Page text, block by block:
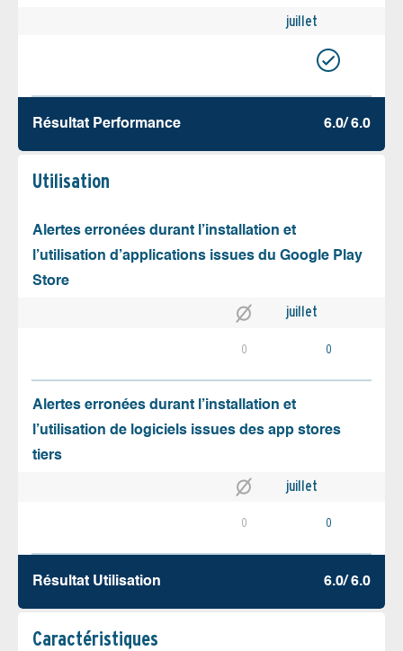
juillet
Résultat Performance 6.0/ 6.0
Utilisation
Alertes erronées durant l’installation et
l’utilisation d’applications issues du Google Play
Store
juillet
0 0
Alertes erronées durant l’installation et
l’utilisation de logiciels issues des app stores
tiers
juillet
0 0
Résultat Utilisation 6.0/ 6.0
Caractéristiques